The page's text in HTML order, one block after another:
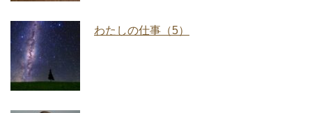
わたしの仕事（5）